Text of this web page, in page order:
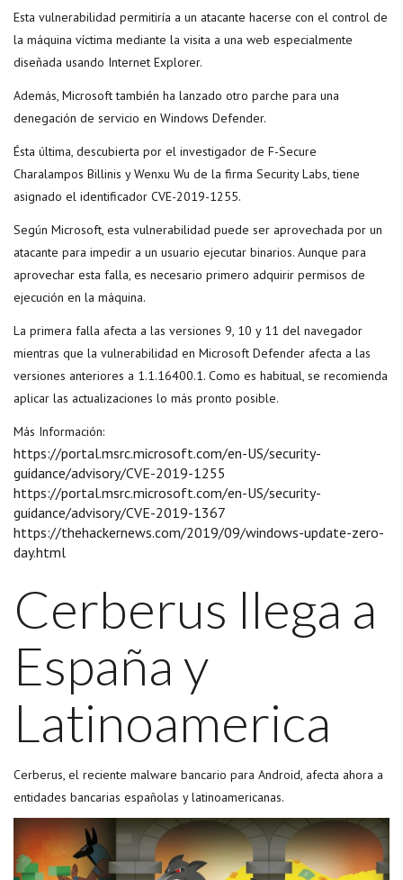
Esta vulnerabilidad permitiría a un atacante hacerse con el control de
la máquina víctima mediante la visita a una web especialmente
diseñada usando Internet Explorer.
Además, Microsoft también ha lanzado otro parche para una
denegación de servicio en Windows Defender.
Ésta última, descubierta por el investigador de F-Secure
Charalampos Billinis y Wenxu Wu de la firma Security Labs, tiene
asignado el identificador CVE-2019-1255.
Según Microsoft, esta vulnerabilidad puede ser aprovechada por un
atacante para impedir a un usuario ejecutar binarios. Aunque para
aprovechar esta falla, es necesario primero adquirir permisos de
ejecución en la máquina.
La primera falla afecta a las versiones 9, 10 y 11 del navegador
mientras que la vulnerabilidad en Microsoft Defender afecta a las
versiones anteriores a 1.1.16400.1. Como es habitual, se recomienda
aplicar las actualizaciones lo más pronto posible.
Más Información:
https://portal.msrc.microsoft.com/en-US/security-
guidance/advisory/CVE-2019-1255
https://portal.msrc.microsoft.com/en-US/security-
guidance/advisory/CVE-2019-1367
https://thehackernews.com/2019/09/windows-update-zero-
day.html
Cerberus llega a
España y
Latinoamerica
Cerberus, el reciente malware bancario para Android, afecta ahora a
entidades bancarias españolas y latinoamericanas.